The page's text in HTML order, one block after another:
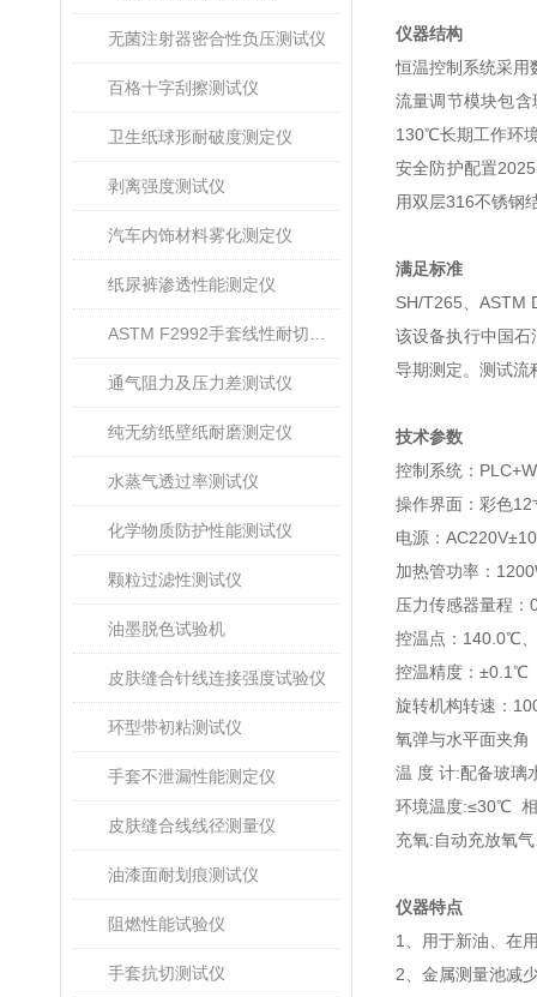
无菌注射器密合性负压测试仪
百格十字刮擦测试仪
卫生纸球形耐破度测定仪
剥离强度测试仪
汽车内饰材料雾化测定仪
纸尿裤渗透性能测定仪
通气阻力及压力差测试仪
纯无纺纸壁纸耐磨测定仪
水蒸气透过率测试仪
化学物质防护性能测试仪
颗粒过滤性测试仪
油墨脱色试验机
皮肤缝合针线连接强度试验仪
环型带初粘测试仪
手套不泄漏性能测定仪
皮肤缝合线线径测量仪
油漆面耐划痕测试仪
阻燃性能试验仪
手套抗切测试仪
仪器结构
恒温控制系统采
流量调节模块包
130℃长期工作环
安全防护配置
用双层316不锈钢
满足标准
SH/T265、ASTM
该设备执行中国
导期测定。测试流
技术参数
控制系统：
操作界面：彩色
电源：
加热管功率：
压力传感器量程
控温点：140.0℃
控温精度：±0.1℃
旋转机构转速：
氧弹与水平面夹角
温 度 计:配备玻璃
环境温度:≤30℃
充氧:自动充放氧
仪器特点
1、用于新油、在
2、金属测量池减